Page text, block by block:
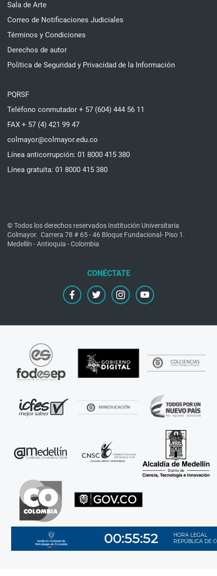
Sala de Arte
Correo de Notificaciones Judiciales
Términos y Condiciones
Derechos de autor
Política de Seguridad y Privacidad de la Información
PQRSF
Teléfono conmutador + 57 (604) 444 56 11
FAX + 57 (4) 421 99 47
colmayor@colmayor.edu.co
Línea anticorrupción: 01 8000 415 380
Línea gratuita: 01 8000 415 380
© Todos los derechos reservados Institución Universitaria
Colmayor. Carrera 78 # 65 - 46 Bloque Fundacional- Piso 1.
Medellín - Antioquia - Colombia